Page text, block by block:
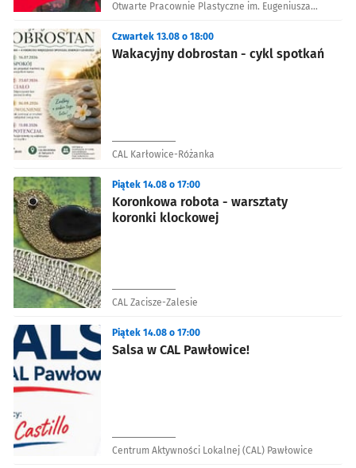
Otwarte Pracownie Plastyczne im. Eugeniusza
Wakacyjny dobrostan - cykl spotkań
Czwartek 13.08 o 18:00
CAL Karłowice-Różanka
Koronkowa robota - warsztaty
koronki klockowej
Piątek 14.08 o 17:00
CAL Zacisze-Zalesie
Salsa w CAL Pawłowice!
Piątek 14.08 o 17:00
Centrum Aktywności Lokalnej (CAL) Pawłowice